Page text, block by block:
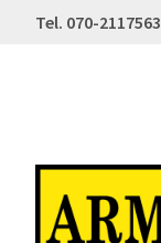
Tel. 070-2117563